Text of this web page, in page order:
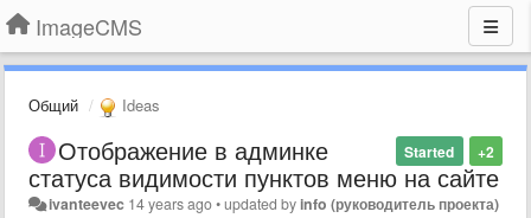
ImageCMS
Общий Ideas
+2
Started
Отображение в админке
статуса видимости пунктов меню на сайте
ivanteevec 14 years ago•updated byinfo (руководитель проекта)